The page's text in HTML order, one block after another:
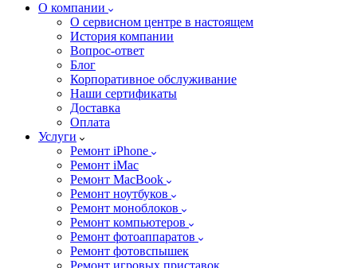
О компании
О сервисном центре в настоящем
История компании
Вопрос-ответ
Блог
Корпоративное обслуживание
Наши сертификаты
Доставка
Оплата
Услуги
Ремонт iPhone
Ремонт iMac
Ремонт MacBook
Ремонт ноутбуков
Ремонт моноблоков
Ремонт компьютеров
Ремонт фотоаппаратов
Ремонт фотовспышек
Ремонт игровых приставок